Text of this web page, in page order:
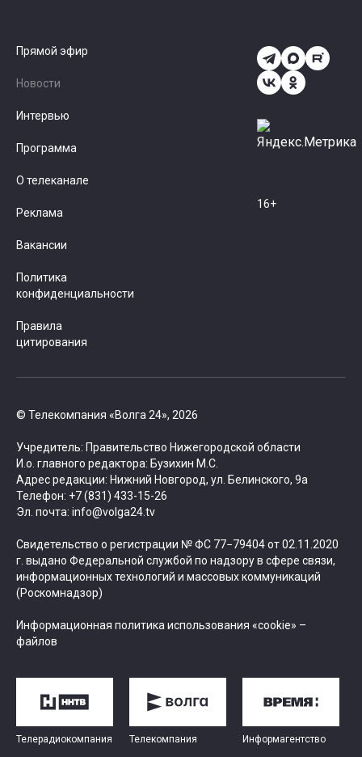
© Телекомпания «Волга 24», 2026
Учредитель: Правительство Нижегородской области
И.о. главного редактора: Бузихин М.С.
Адрес редакции: Нижний Новгород, ул. Белинского, 9а
Телефон: +7 (831) 433-15-26
Эл. почта: info@volga24.tv
Свидетельство о регистрации № ФС 77−79404 от 02.11.2020
г. выдано Федеральной службой по надзору в сфере связи,
информационных технологий и массовых коммуникаций
(Роскомнадзор)
Информационная политика использования «cookie» –
файлов
Прямой эфир
Новости
Интервью
Программа
О телеканале
Реклама
Вакансии
Политика
конфиденциальности
Правила
цитирования
16+
Телерадиокомпания Телекомпания Информагентство